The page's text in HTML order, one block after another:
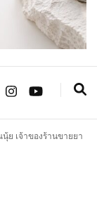
จิวเวลรี จันทบุรี
นุ้ย เจ้าของร้านขายยา